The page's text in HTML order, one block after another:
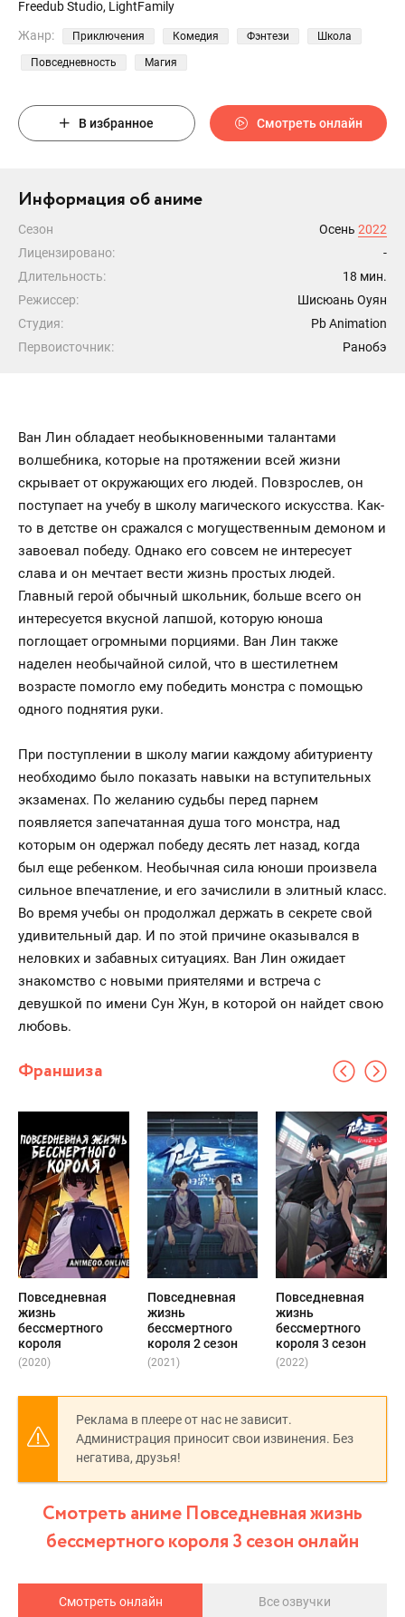
Freedub Studio, LightFamily
Жанр:
Приключения Комедия Фэнтези Школа
Повседневность Магия
В избранное Смотреть онлайн
Информация об аниме
Сезон Осень 2022
Лицензировано:
-
Длительность:
18 мин.
Режиссер:
Шисюань Оуян
Студия:
Pb Animation
Первоисточник:
Ранобэ
Ван Лин обладает необыкновенными талантами
волшебника, которые на протяжении всей жизни
скрывает от окружающих его людей. Повзрослев, он
поступает на учебу в школу магического искусства. Как-
то в детстве он сражался с могущественным демоном и
завоевал победу. Однако его совсем не интересует
слава и он мечтает вести жизнь простых людей.
Главный герой обычный школьник, больше всего он
интересуется вкусной лапшой, которую юноша
поглощает огромными порциями. Ван Лин также
наделен необычайной силой, что в шестилетнем
возрасте помогло ему победить монстра с помощью
одного поднятия руки.
При поступлении в школу магии каждому абитуриенту
необходимо было показать навыки на вступительных
экзаменах. По желанию судьбы перед парнем
появляется запечатанная душа того монстра, над
которым он одержал победу десять лет назад, когда
был еще ребенком. Необычная сила юноши произвела
сильное впечатление, и его зачислили в элитный класс.
Во время учебы он продолжал держать в секрете свой
удивительный дар. И по этой причине оказывался в
неловких и забавных ситуациях. Ван Лин ожидает
знакомство с новыми приятелями и встреча с
девушкой по имени Сун Жун, в которой он найдет свою
любовь.
Франшиза
Повседневная
жизнь
бессмертного
короля
(2020)
Повседневная
жизнь
бессмертного
короля 2 сезон
(2021)
Повседневная
жизнь
бессмертного
короля 3 сезон
(2022)
Реклама в плеере от нас не зависит.
Администрация приносит свои извинения. Без
негатива, друзья!
Смотреть аниме Повседневная жизнь
бессмертного короля 3 сезон онлайн
Смотреть онлайн Все озвучки